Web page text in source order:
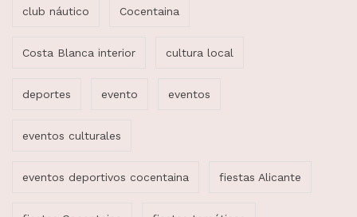
club náutico Cocentaina
Costa Blanca interior cultura local
deportes evento eventos
eventos culturales
eventos deportivos cocentaina fiestas Alicante